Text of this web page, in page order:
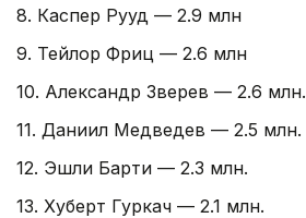
8. Каспер Рууд — 2.9 млн
9. Тейлор Фриц — 2.6 млн
10. Александр Зверев — 2.6 млн.
11. Даниил Медведев — 2.5 млн.
12. Эшли Барти — 2.3 млн.
13. Хуберт Гуркач — 2.1 млн.